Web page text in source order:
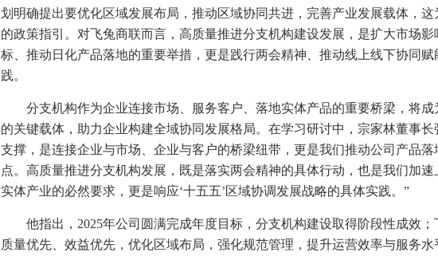
划明确提出要优化区域发展布局，推动区域协同共进，完善产业发展载体，
的政策指引。对飞兔商联而言，高质量推进分支机构建设发展，是扩大市场
标、推动日化产品落地的重要举措，更是践行两会精神、推动线上线下协同
践。
分支机构作为企业连接市场、服务客户、落地实体产品的重要桥梁，将
的关键载体，助力企业构建全域协同发展格局。在学习研讨中，宗家林董事
支撑，是连接企业与市场、企业与客户的桥梁纽带，更是我们推动公司产品
点。高质量推进分支机构发展，既是落实两会精神的具体行动，也是我们加
实体产业的必然要求，更是响应‘十五五’区域协调发展战略的具体实践。”
他指出，2025年公司圆满完成年度目标，分支机构建设取得阶段性成效
质量优先、效益优先，优化区域布局，强化规范管理，提升运营效率与服务